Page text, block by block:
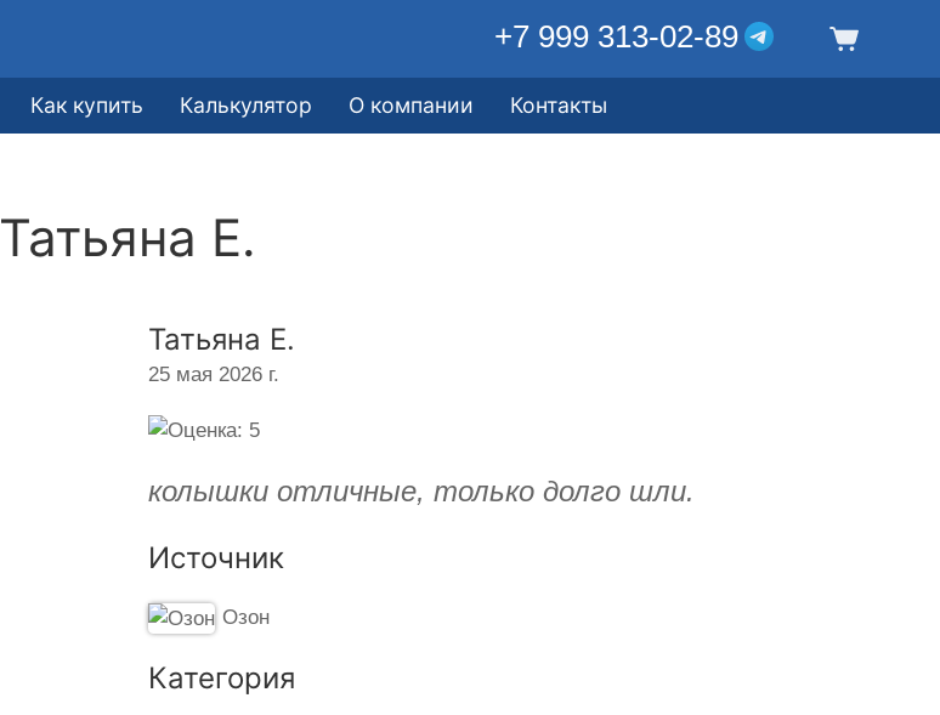
+7 999 313-02-89
Как купить Калькулятор О компании Контакты
Татьяна Е.
Татьяна Е.
25 мая 2026 г.
колышки отличные, только долго шли.
Источник
Озон
Категория